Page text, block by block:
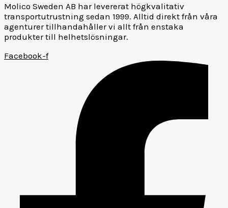
Molico Sweden AB har levererat högkvalitativ
transportutrustning sedan 1999. Alltid direkt från våra
agenturer tillhandahåller vi allt från enstaka
produkter till helhetslösningar.
Facebook-f